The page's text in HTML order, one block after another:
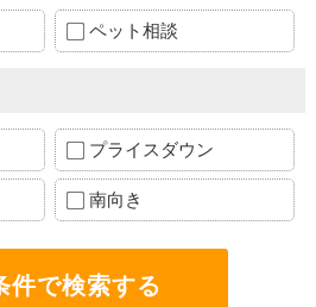
ペット相談
プライスダウン
南向き